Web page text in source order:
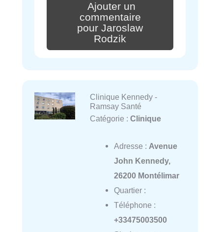
Ajouter un
commentaire
pour Jaroslaw
Rodzik
Clinique Kennedy -
Ramsay Santé
Catégorie : Clinique
Adresse : Avenue
John Kennedy,
26200 Montélimar
Quartier :
Téléphone :
+33475003500